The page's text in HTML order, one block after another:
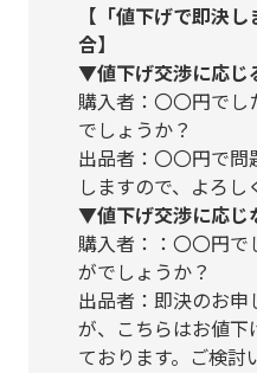
【「値下げで即決
合】
▼値下げ交渉に応じ
購入者：〇〇円でし
でしょうか？
出品者：〇〇円で
しますので、よろし
▼値下げ交渉に応じ
購入者：：〇〇円
がでしょうか？
出品者：即決のお
が、こちらはお値下
ております。ご検討